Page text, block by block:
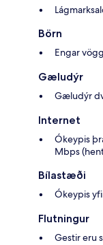
Börn
Engar
Gæludýr
Gæludýr
Internet
Ókeypis
Mbps
Bílastæði
Ókeypis
Flutningur
Gestir eru